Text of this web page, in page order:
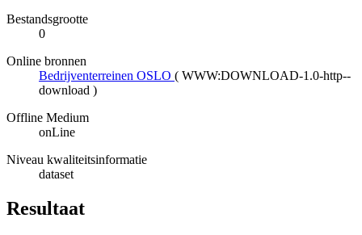
Bestandsgrootte
0
Online bronnen
Bedrijventerreinen OSLO ( WWW:DOWNLOAD-1.0-http--
download )
Offline Medium
onLine
Niveau kwaliteitsinformatie
dataset
Resultaat